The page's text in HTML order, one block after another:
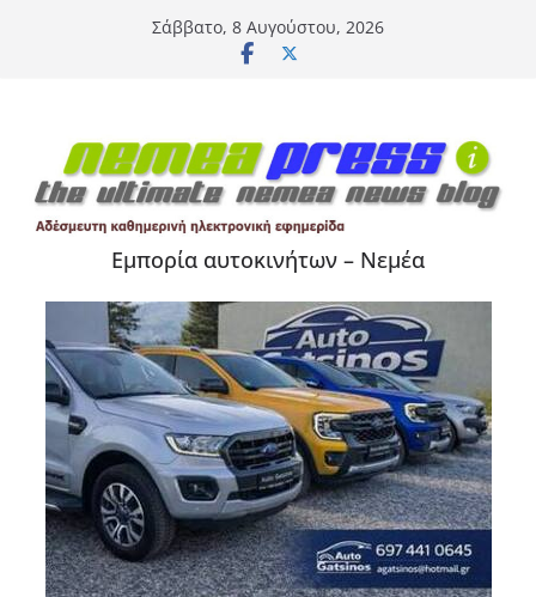
Σάββατο, 8 Αυγούστου, 2026
Εμπορία αυτοκινήτων – Νεμέα